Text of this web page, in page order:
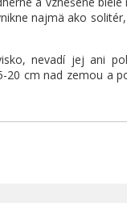
najmä ako
nevadí jej ani
20 cm nad zemou a